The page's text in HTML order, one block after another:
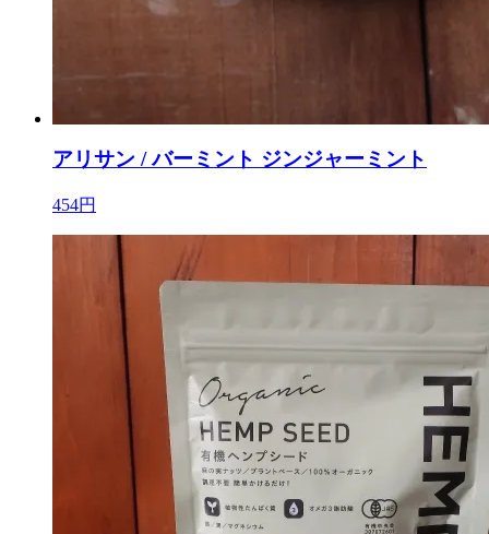
アリサン / バーミント ジンジャーミント
454円